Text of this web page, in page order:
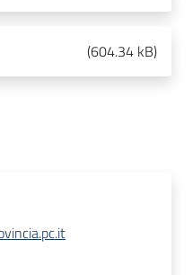
(604.34 kB)